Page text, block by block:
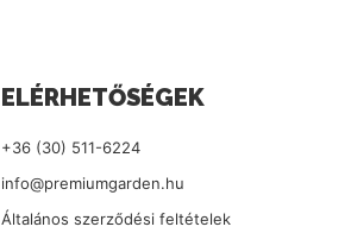
ELÉRHETŐSÉGEK
+36 (30) 511-6224
info@premiumgarden.hu
Általános szerződési feltételek